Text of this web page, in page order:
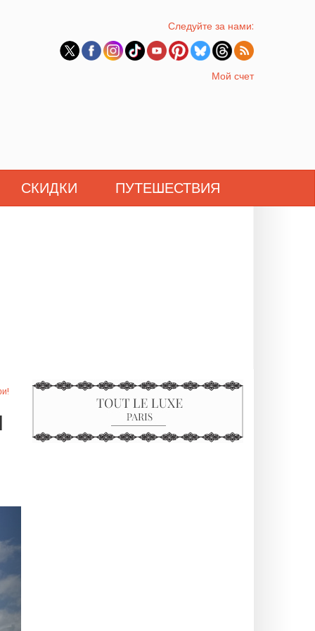
Следуйте за нами:
Мой счет
СКИДКИ ПУТЕШЕСТВИЯ